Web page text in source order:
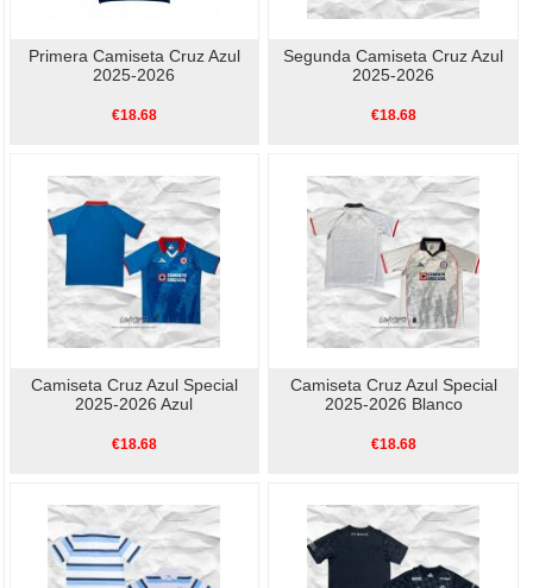
Primera Camiseta Cruz Azul
2025-2026
€18.68
Segunda Camiseta Cruz Azul
2025-2026
€18.68
Camiseta Cruz Azul Special
2025-2026 Azul
€18.68
Camiseta Cruz Azul Special
2025-2026 Blanco
€18.68